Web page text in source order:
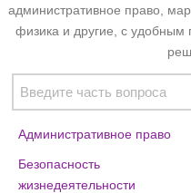
административное право,
физика и другие, с удобным
Введите часть вопроса
Административное право
Безопасность
жизнедеятельности